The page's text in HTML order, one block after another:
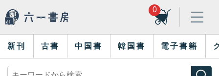
0
新刊 古書 中国書 韓国書 電子書籍